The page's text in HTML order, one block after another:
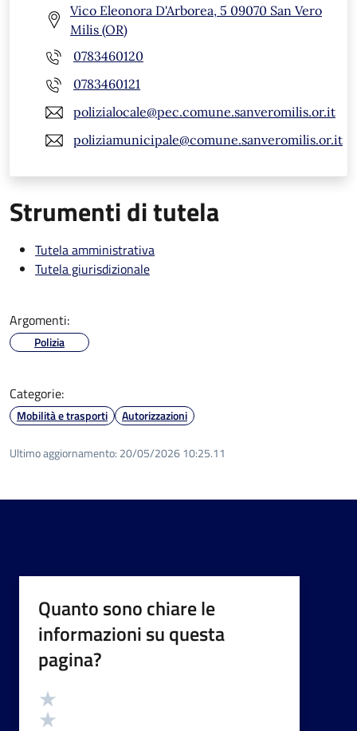
Vico Eleonora D'Arborea, 5 09070 San Vero
Milis (OR)
0783460120
0783460121
polizialocale@pec.comune.sanveromilis.or.it
poliziamunicipale@comune.sanveromilis.or.it
Strumenti di tutela
Tutela amministrativa
Tutela giurisdizionale
Argomenti:
Polizia
Categorie:
Mobilità e trasporti Autorizzazioni
Ultimo aggiornamento: 20/05/2026 10:25.11
Quanto sono chiare le
informazioni su questa
pagina?
Valutazione